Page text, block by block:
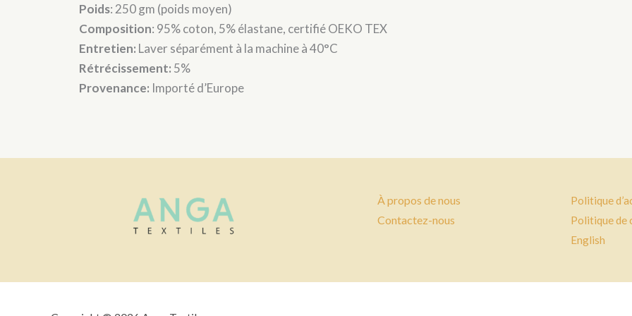
Poids: 250 gm (poids moyen)
Composition: 95% coton, 5% élastane, certifié OEKO TEX
Entretien: Laver séparément à la machine à 40°C
Rétrécissement: 5%
Provenance: Importé d’Europe
À propos de nous
Contactez-nous
Politique
Politique de
English